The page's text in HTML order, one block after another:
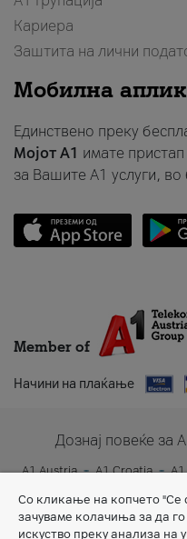
Кариера
Заштита на лични
Мобилна
Единствено преку
Мојот A1 имате
за Вашите A1 услуги,
Member of
Начини на плаќање
Дознај повеќе за
A1 Austria A1 Croatia
Со кликање на копчето "Се
зачуваме колачиња за да
искуство преку анализа на